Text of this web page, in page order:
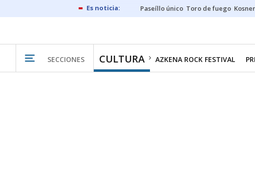
Paseíllo único Toro de fuego
SECCIONES CULTURA AZKENA ROCK FESTIVAL